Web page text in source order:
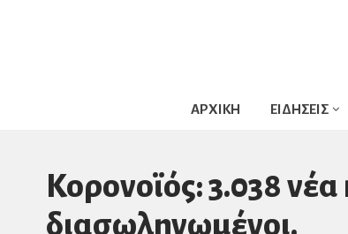
ΑΡΧΙΚΗ ΕΙΔΗΣΕΙΣ
Κορονοϊός: 3.038
διασωληνωμένοι.